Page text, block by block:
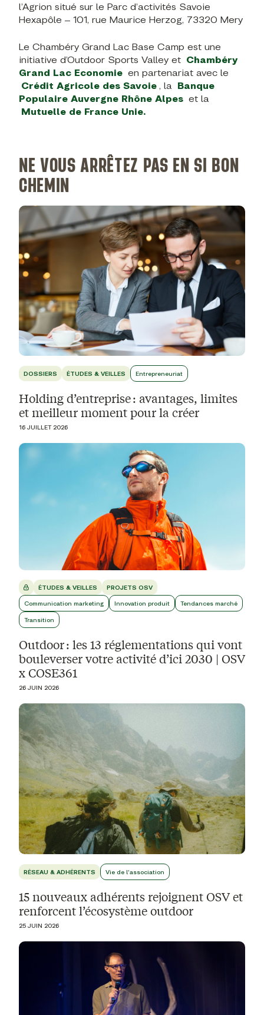
l’Agrion situé sur le Parc d’activités Savoie
Hexapôle – 101, rue Maurice Herzog, 73320 Mery
Le Chambéry Grand Lac Base Camp est une
initiative d’Outdoor Sports Valley et Chambéry
Grand Lac Economie en partenariat avec le
Crédit Agricole des Savoie , la Banque
Populaire Auvergne Rhône Alpes et la
Mutuelle de France Unie.
NE VOUS ARRÊTEZ PAS EN SI BON
CHEMIN
DOSSIERS ÉTUDES & VEILLES Entrepreneuriat
Holding d’entreprise : avantages, limites
et meilleur moment pour la créer
16 JUILLET 2026
ÉTUDES & VEILLES PROJETS OSV
Communication marketing Innovation produit Tendances marché
Transition
Outdoor : les 13 réglementations qui vont
bouleverser votre activité d’ici 2030 | OSV
x COSE361
26 JUIN 2026
RÉSEAU & ADHÉRENTS Vie de l'association
15 nouveaux adhérents rejoignent OSV et
renforcent l’écosystème outdoor
25 JUIN 2026